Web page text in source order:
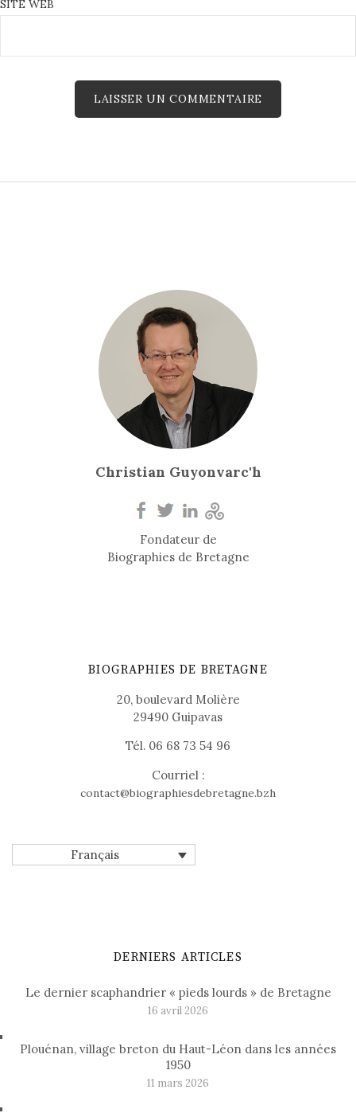
SITE WEB
Christian Guyonvarc'h
Fondateur de
Biographies de Bretagne
BIOGRAPHIES DE BRETAGNE
20, boulevard Molière
29490 Guipavas
Tél. 06 68 73 54 96
Courriel :
contact@biographiesdebretagne.bzh
Français
DERNIERS ARTICLES
Le dernier scaphandrier « pieds lourds » de Bretagne
16 avril 2026
Plouénan, village breton du Haut-Léon dans les années
1950
11 mars 2026